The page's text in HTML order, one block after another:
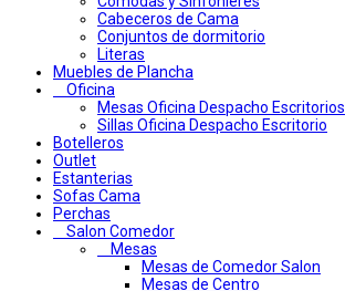
Cabeceros de Cama
Conjuntos de dormitorio
Literas
Muebles de Plancha
Oficina
Mesas Oficina Despacho Escritorios
Sillas Oficina Despacho Escritorio
Botelleros
Outlet
Estanterias
Sofas Cama
Perchas
Salon Comedor
Mesas
Mesas de Comedor Salon
Mesas de Centro